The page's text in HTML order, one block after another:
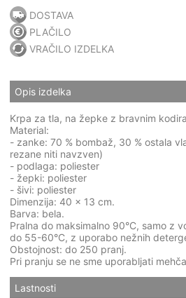
DOSTAVA
PLAČILO
VRAČILO IZDELKA
Opis izdelka
Krpa za tla, na žepke z bravnim
Material:
- zanke: 70 % bombaž, 30 % ostala
rezane niti navzven)
- podlaga: poliester
- žepki: poliester
- šivi: poliester
Dimenzija: 40 x 13 cm.
Barva: bela.
Pralna do maksimalno 90°C, samo z
do 55-60°C, z uporabo nežnih
Obstojnost: do 250 pranj.
Pri pranju se ne sme uporabljati
Lastnosti